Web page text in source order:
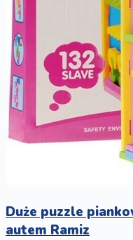
Duże puzzle
autem Ramiz